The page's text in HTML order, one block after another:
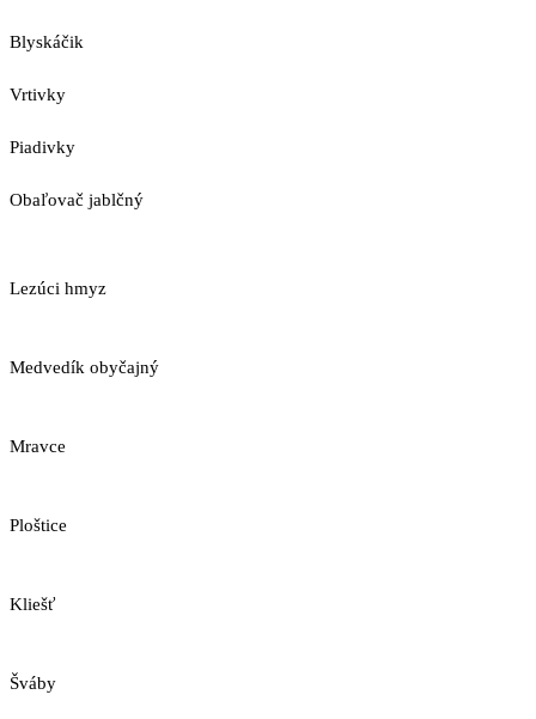
Blyskáčik
Vrtivky
Piadivky
Obaľovač jablčný
Lezúci hmyz
Medvedík obyčajný
Mravce
Ploštice
Kliešť
Šváby